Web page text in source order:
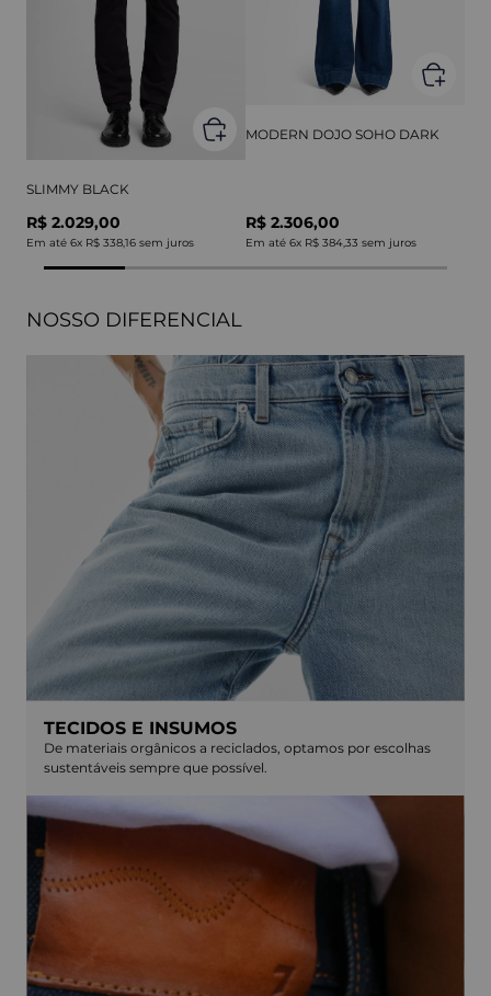
SLIMMY BLACK
R$ 2.029,00
Em até 6x R$ 338,16 sem juros
MODERN DOJO SOHO DARK
R$ 2.306,00
Em até 6x R$ 384,33 sem juros
NOSSO DIFERENCIAL
TECIDOS E INSUMOS
De materiais orgânicos a reciclados, optamos por escolhas
sustentáveis sempre que possível.